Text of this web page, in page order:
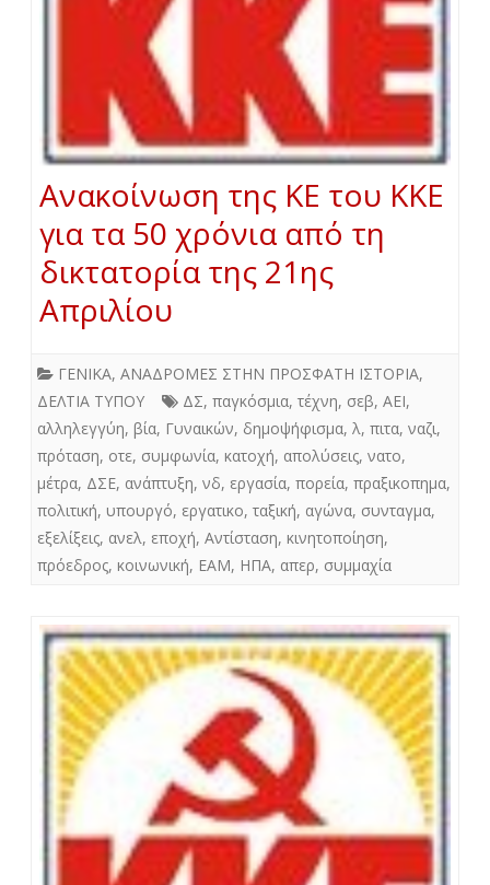
Ανακοίνωση της ΚΕ του ΚΚΕ
για τα 50 χρόνια από τη
δικτατορία της 21ης
Απριλίου
ΓΕΝΙΚΑ, ΑΝΑΔΡΟΜΕΣ ΣΤΗΝ ΠΡΟΣΦΑΤΗ ΙΣΤΟΡΙΑ,
ΔΕΛΤΙΑ ΤΥΠΟΥ
ΔΣ, παγκόσμια, τέχνη, σεβ, ΑΕΙ,
αλληλεγγύη, βία, Γυναικών, δημοψήφισμα, λ, πιτα, ναζι,
πρόταση, οτε, συμφωνία, κατοχή, απολύσεις, νατο,
μέτρα, ΔΣΕ, ανάπτυξη, νδ, εργασία, πορεία, πραξικοπημα,
πολιτική, υπουργό, εργατικο, ταξική, αγώνα, συνταγμα,
εξελίξεις, ανελ, εποχή, Αντίσταση, κινητοποίηση,
πρόεδρος, κοινωνική, ΕΑΜ, ΗΠΑ, απερ, συμμαχία